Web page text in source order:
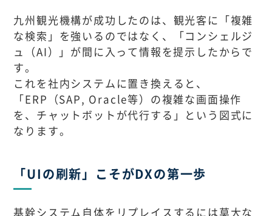
九州観光機構が成功したのは、観光客に「複雑
な検索」を強いるのではなく、「コンシェルジ
ュ（AI）」が間に入って情報を提示したからで
す。
これを社内システムに置き換えると、
「ERP（SAP, Oracle等）の複雑な画面操作
を、チャットボットが代行する」という図式に
なります。
「UIの刷新」こそがDXの第一歩
基幹システム自体をリプレイスするには莫大な